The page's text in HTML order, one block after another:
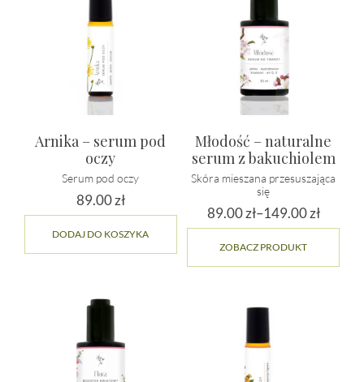
Arnika – serum pod
oczy
Serum pod oczy
89.00zł
DODAJ DO KOSZYKA
Młodość – naturalne
serum z bakuchiolem
Skóra mieszana przesuszająca
się
89.00zł–149.00zł
Zakres
cen:
od
do
149.00 zł
ZOBACZ PRODUKT
ma